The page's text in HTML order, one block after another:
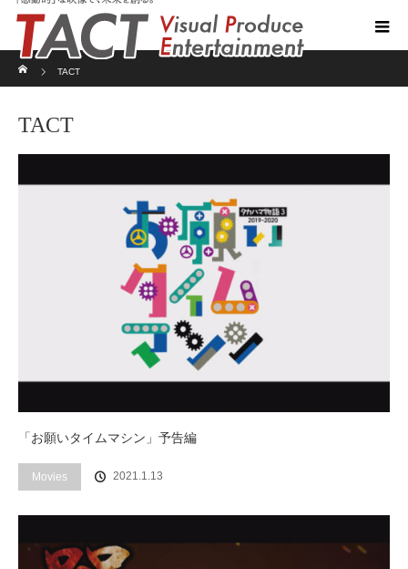
ホーム
TACT
TACT
「お願いタイムマシン」予告編
Movies 2021.1.13